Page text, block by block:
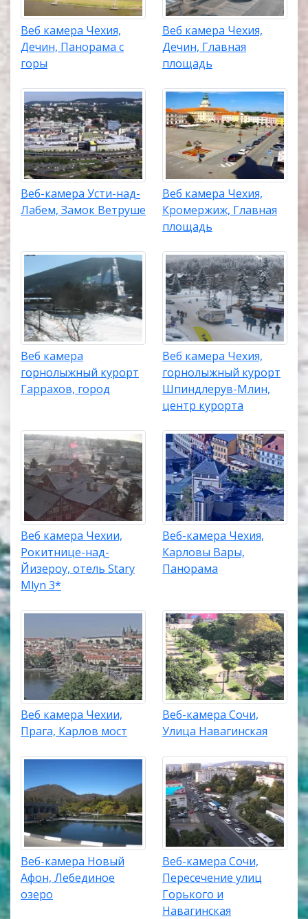
Веб камера Чехия,
Дечин, Панорама с
горы
Веб камера Чехия,
Дечин, Главная
площадь
Веб-камера Усти-над-
Лабем, Замок Ветруше
Веб камера Чехия,
Кромержиж, Главная
площадь
Веб камера
горнолыжный курорт
Гаррахов, город
Веб камера Чехия,
горнолыжный курорт
Шпиндлерув-Млин,
центр курорта
Веб камера Чехии,
Рокитнице-над-
Йизероу, отель Stary
Mlyn 3*
Веб-камера Чехия,
Карловы Вары,
Панорама
Веб камера Чехии,
Прага, Карлов мост
Веб-камера Сочи,
Улица Навагинская
Веб-камера Новый
Афон, Лебединое
озеро
Веб-камера Сочи,
Пересечение улиц
Горького и
Навагинская